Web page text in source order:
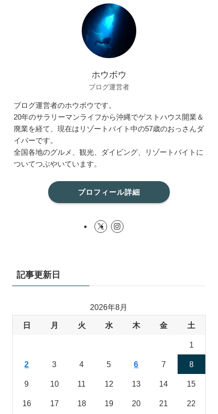
ホウボウ
ブログ運営者
ブログ運営者のホウボウです。
20年のサラリーマンライフから沖縄でゲストハウス開業＆
廃業を経て、現在はリゾートバイト中の57歳のおっさんダ
イバーです。
全国各地のグルメ、観光、ダイビング、リゾートバイトに
ついてつぶやいています。
プロフィール詳細
記事更新日
2026年8月
日 月 火 水 木 金 土
1
2 3 4 5 6 7 8
9 10 11 12 13 14 15
16 17 18 19 20 21 22